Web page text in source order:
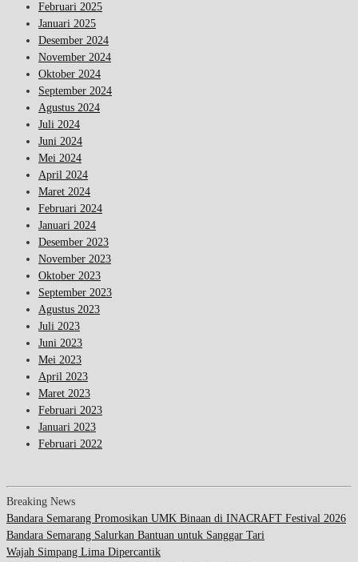
Februari 2025
Januari 2025
Desember 2024
November 2024
Oktober 2024
September 2024
Agustus 2024
Juli 2024
Juni 2024
Mei 2024
April 2024
Maret 2024
Februari 2024
Januari 2024
Desember 2023
November 2023
Oktober 2023
September 2023
Agustus 2023
Juli 2023
Juni 2023
Mei 2023
April 2023
Maret 2023
Februari 2023
Januari 2023
Februari 2022
Breaking News
Bandara Semarang Promosikan UMK Binaan di INACRAFT Festival 2026
Bandara Semarang Salurkan Bantuan untuk Sanggar Tari
Wajah Simpang Lima Dipercantik